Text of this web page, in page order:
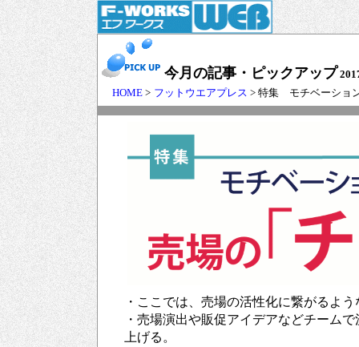
今月の記事・ピックアップ
HOME > フットウエアプレス > 特集 モチベーショ
・ここでは、売場の活性化に繋がるよ
・売場演出や販促アイデアなどチーム
上げる。